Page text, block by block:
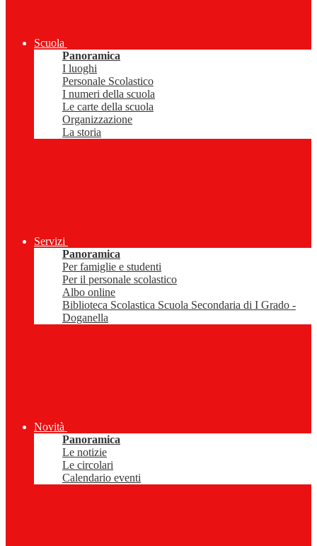
Scuola
Panoramica
I luoghi
Personale Scolastico
I numeri della scuola
Le carte della scuola
Organizzazione
La storia
Servizi
Panoramica
Per famiglie e studenti
Per il personale scolastico
Albo online
Biblioteca Scolastica Scuola Secondaria di I Grado -
Doganella
Novità
Panoramica
Le notizie
Le circolari
Calendario eventi